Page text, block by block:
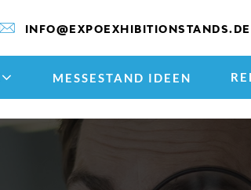
INFO@EXPOEXHIBITIONSTANDS.DE
MESSESTAND IDEEN